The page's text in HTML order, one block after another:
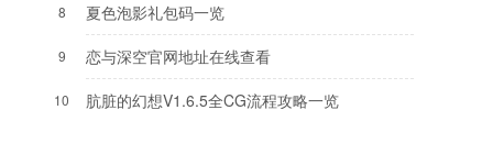
8 夏色泡影礼包码一览
9 恋与深空官网地址在线查看
10 肮脏的幻想V1.6.5全CG流程攻略一览